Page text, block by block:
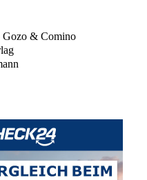
Gozo & Comino